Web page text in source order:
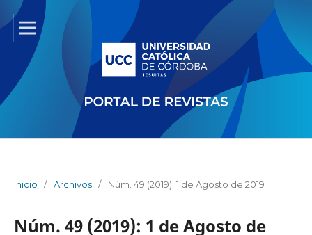
Inicio / Archivos / Núm. 49 (2019): 1 de Agosto de 2019
Núm. 49 (2019): 1 de Agosto de